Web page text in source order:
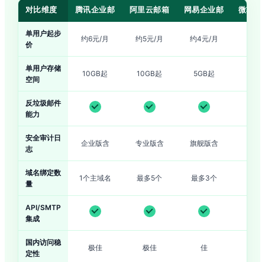
对比维度 腾讯企业邮 阿里云邮箱 网易企业邮 微软
单用户起步
价
约6元/月 约5元/月 约4元/月
单用户存储
空间
10GB起 10GB起 5GB起
反垃圾邮件
能力
安全审计日
志
企业版含 专业版含 旗舰版含
域名绑定数
量
1个主域名 最多5个 最多3个
API/SMTP
集成
国内访问稳
定性
极佳 极佳 佳